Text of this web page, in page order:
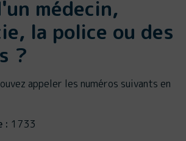
médecin,
la police ou des
?
appeler les numéros suivants en
: 1733